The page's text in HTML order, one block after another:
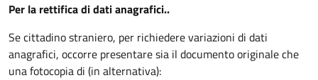
Per la rettifica di dati anagrafici..
Se cittadino straniero, per richiedere variazioni di dati
anagrafici, occorre presentare sia il documento originale che
una fotocopia di (in alternativa):